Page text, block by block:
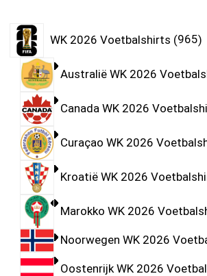
WK 2026 Voetbalshirts 965
Australië WK 2026
Canada WK 2026
Curaçao WK 2026
Kroatië WK 2026
Marokko WK 2026
Noorwegen WK 2026
Oostenrijk WK 2026